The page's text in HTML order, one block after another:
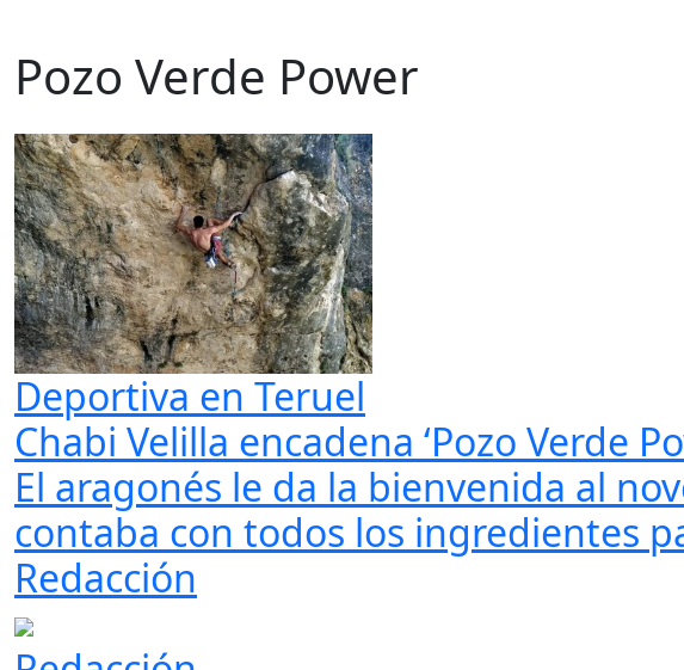
Pozo Verde Power
Deportiva en Teruel
Chabi Velilla encadena ‘Pozo Verde
El aragonés le da la bienvenida al
contaba con todos los ingredientes
Redacción